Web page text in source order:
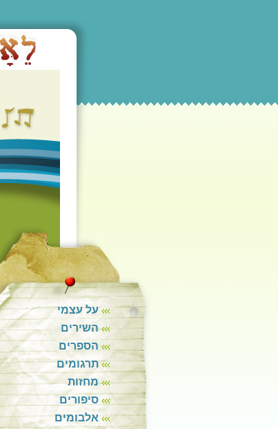
על עצמי
השירים
הספרים
תרגומים
מחזות
סיפורים
אלבומים